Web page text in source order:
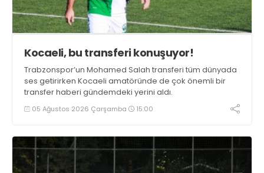
Kocaeli, bu transferi konuşuyor!
Trabzonspor’un Mohamed Salah transferi tüm dünyada
ses getirirken Kocaeli amatöründe de çok önemli bir
transfer haberi gündemdeki yerini aldı.
05 Ağustos 2026 Çarşamba 15:00